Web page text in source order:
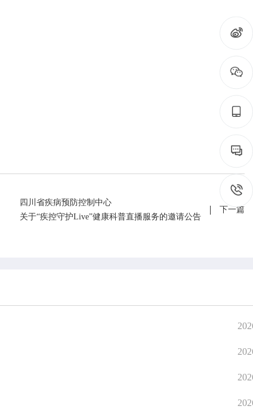
政务
四川省疾病预防控制中心
关于“疾控守护Live”健康科普直播服务的邀请公告
下一篇